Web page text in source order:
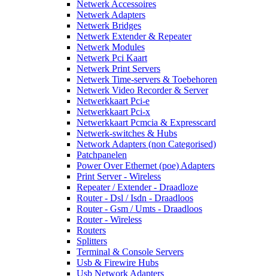
Netwerk Accessoires
Netwerk Adapters
Netwerk Bridges
Netwerk Extender & Repeater
Netwerk Modules
Netwerk Pci Kaart
Netwerk Print Servers
Netwerk Time-servers & Toebehoren
Netwerk Video Recorder & Server
Netwerkkaart Pci-e
Netwerkkaart Pci-x
Netwerkkaart Pcmcia & Expresscard
Netwerk-switches & Hubs
Network Adapters (non Categorised)
Patchpanelen
Power Over Ethernet (poe) Adapters
Print Server - Wireless
Repeater / Extender - Draadloze
Router - Dsl / Isdn - Draadloos
Router - Gsm / Umts - Draadloos
Router - Wireless
Routers
Splitters
Terminal & Console Servers
Usb & Firewire Hubs
Usb Network Adapters